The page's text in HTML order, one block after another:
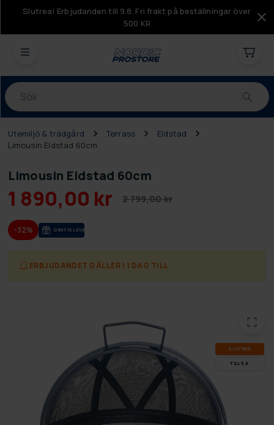
Slutrea! Erbjudanden till 9.8. Fri frakt på beställningar över
500 KR
Produkter
Utemiljö & trädgård Terrass
Eldstad
Limousin Eldstad 60cm
Limousin Eldstad 60cm
1 890,00 kr 2 799,00 kr
-32% GRA­TIS LE­VE­RANS
ERBJUDANDET GÄLLER I 1 DAG TILL
SLUT­REA
TILL 9.8.